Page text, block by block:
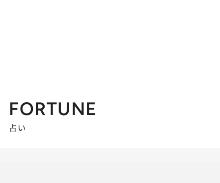
FORTUNE
占い